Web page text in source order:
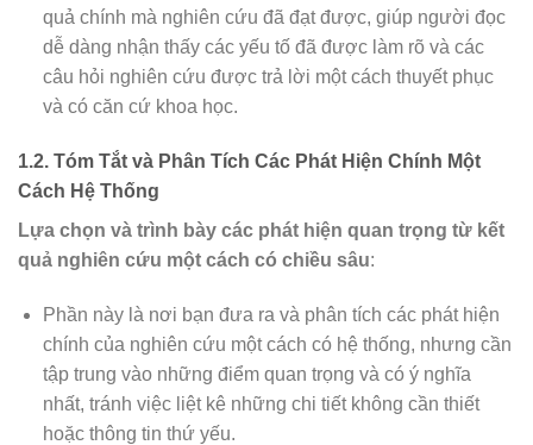
quả chính mà nghiên cứu đã đạt được, giúp người đọc
dễ dàng nhận thấy các yếu tố đã được làm rõ và các
câu hỏi nghiên cứu được trả lời một cách thuyết phục
và có căn cứ khoa học.
1.2. Tóm Tắt và Phân Tích Các Phát Hiện Chính Một
Cách Hệ Thống
Lựa chọn và trình bày các phát hiện quan trọng từ kết
quả nghiên cứu một cách có chiều sâu:
Phần này là nơi bạn đưa ra và phân tích các phát hiện
chính của nghiên cứu một cách có hệ thống, nhưng cần
tập trung vào những điểm quan trọng và có ý nghĩa
nhất, tránh việc liệt kê những chi tiết không cần thiết
hoặc thông tin thứ yếu.